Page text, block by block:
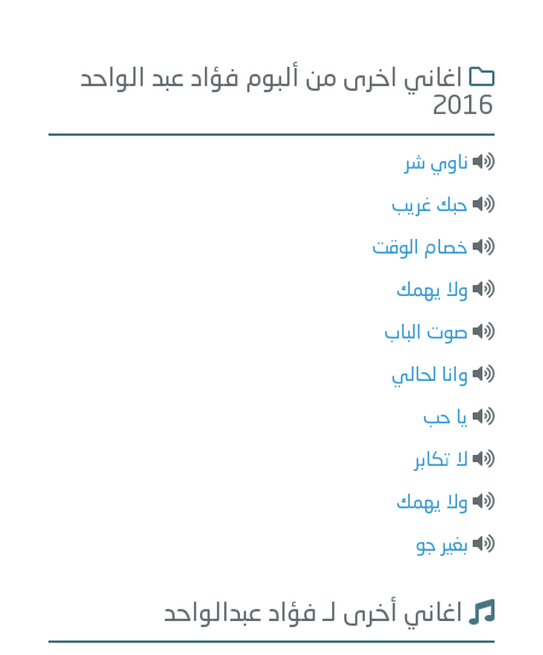
اغاني اخرى من ألبوم فؤاد عبد الواحد
2016
ناوي شر
حبك غريب
خصام الوقت
ولا يهمك
صوت الباب
وانا لحالي
يا حب
لا تكابر
ولا يهمك
بغير جو
اغاني أخرى لـ فؤاد عبدالواحد